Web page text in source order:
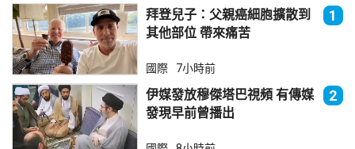
拜登兒子：父親癌細胞擴散到
其他部位 帶來痛苦
1
國際 7小時前
伊媒發放穆傑塔巴視頻 有傳媒
發現早前曾播出
2